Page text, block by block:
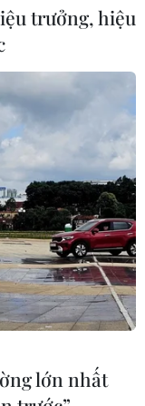
KHÚC THANH
sử dụng
trưởng, hiệu
lớn nhất